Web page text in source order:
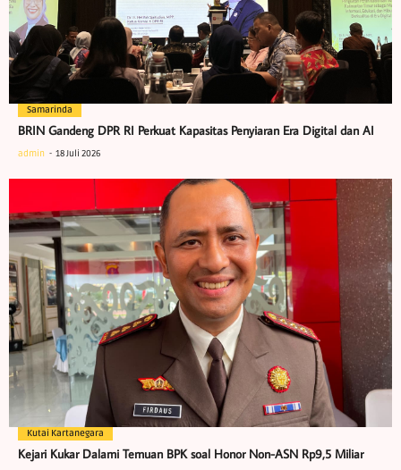
Samarinda
BRIN Gandeng DPR RI Perkuat Kapasitas Penyiaran Era Digital dan AI
admin 18 Juli 2026
Kutai Kartanegara
Kejari Kukar Dalami Temuan BPK soal Honor Non-ASN Rp9,5 Miliar